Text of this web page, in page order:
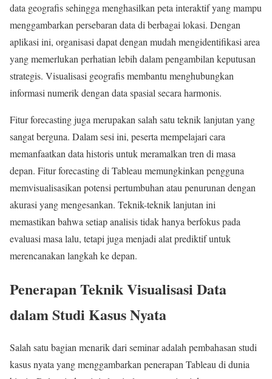
data geografis sehingga menghasilkan peta interaktif yang mampu
menggambarkan persebaran data di berbagai lokasi. Dengan
aplikasi ini, organisasi dapat dengan mudah mengidentifikasi area
yang memerlukan perhatian lebih dalam pengambilan keputusan
strategis. Visualisasi geografis membantu menghubungkan
informasi numerik dengan data spasial secara harmonis.
Fitur forecasting juga merupakan salah satu teknik lanjutan yang
sangat berguna. Dalam sesi ini, peserta mempelajari cara
memanfaatkan data historis untuk meramalkan tren di masa
depan. Fitur forecasting di Tableau memungkinkan pengguna
memvisualisasikan potensi pertumbuhan atau penurunan dengan
akurasi yang mengesankan. Teknik-teknik lanjutan ini
memastikan bahwa setiap analisis tidak hanya berfokus pada
evaluasi masa lalu, tetapi juga menjadi alat prediktif untuk
merencanakan langkah ke depan.
Penerapan Teknik Visualisasi Data
dalam Studi Kasus Nyata
Salah satu bagian menarik dari seminar adalah pembahasan studi
kasus nyata yang menggambarkan penerapan Tableau di dunia